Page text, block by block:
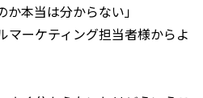
本当は分からない」
マーケティング担当者様からよ